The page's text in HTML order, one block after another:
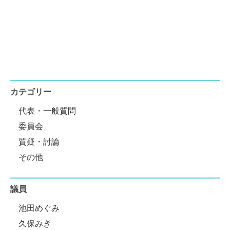
カテゴリー
代表・一般質問
委員会
質疑・討論
その他
議員
池田めぐみ
久保みき